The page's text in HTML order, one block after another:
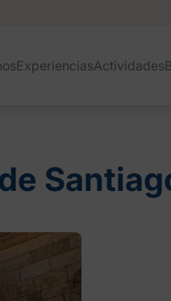
ExperienciasActividades